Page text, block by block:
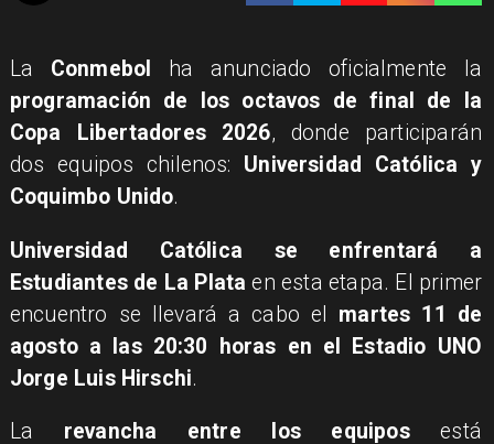
La Conmebol
ha anunciado oficialmente la
programación de los octavos de final de la
Copa Libertadores 2026, donde participarán
dos equipos chilenos: Universidad Católica y
Coquimbo Unido.
Universidad Católica se enfrentará a
Estudiantes de La Plata en esta etapa. El primer
encuentro se llevará a cabo el martes 11 de
agosto a las 20:30 horas en el Estadio UNO
Jorge Luis Hirschi.
La revancha entre los equiposestá